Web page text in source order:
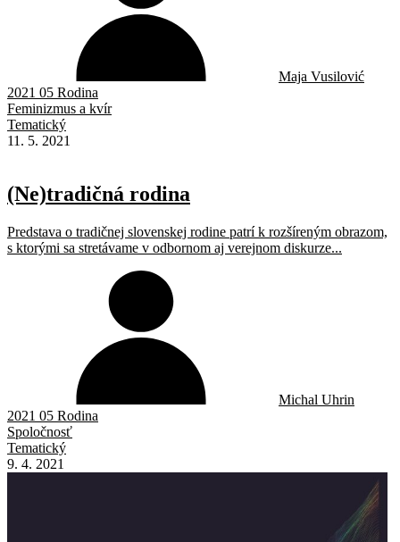
Maja Vusilović
2021 05 Rodina
Feminizmus a kvír
Tematický
11. 5. 2021
(Ne)tradičná rodina
Predstava o tradičnej slovenskej rodine patrí k rozšíreným obrazom,
s ktorými sa stretávame v odbornom aj verejnom diskurze...
Michal Uhrin
2021 05 Rodina
Spoločnosť
Tematický
9. 4. 2021